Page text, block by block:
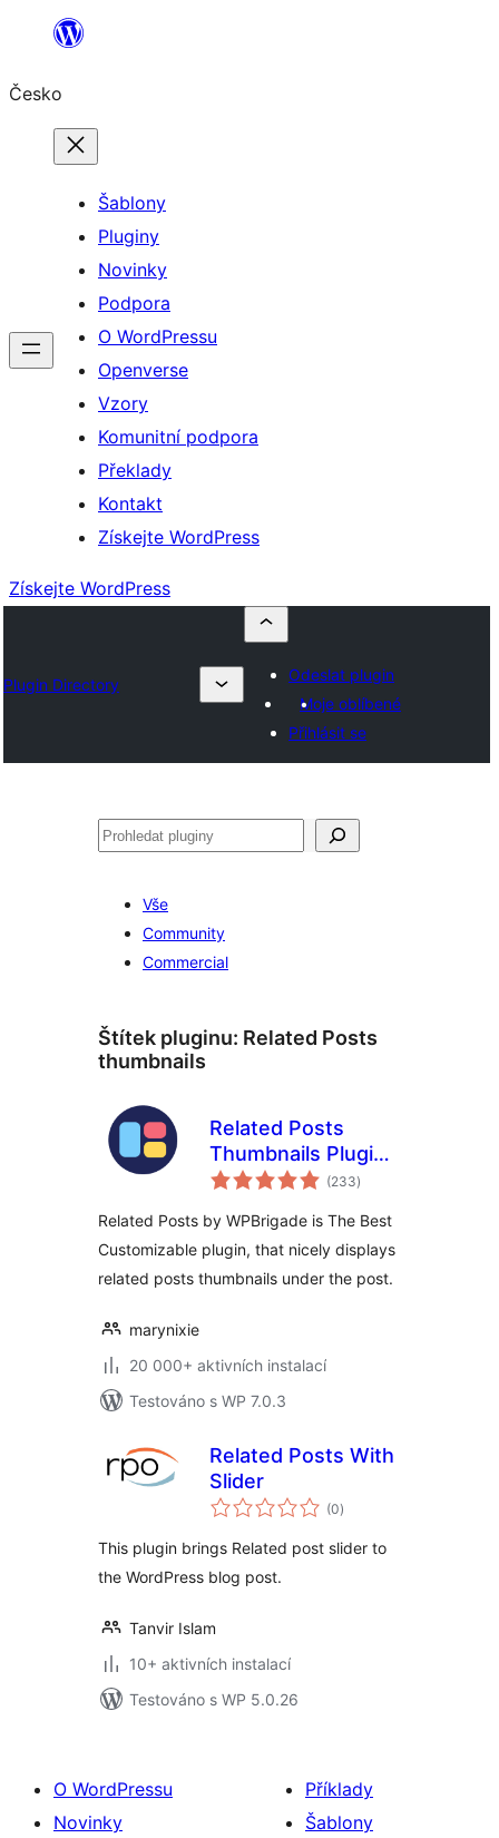
Přeskočit
obsah
Česko
Šablony
Pluginy
Novinky
Podpora
O WordPressu
Openverse
Vzory
Komunitní podpora
Překlady
Kontakt
Získejte WordPress
Získejte WordPress
Plugin Directory
Odeslat plugin
Moje oblíbené
Přihlásit se
Hledat
Vše
Community
Commercial
Štítek pluginu: Related Posts
thumbnails
Related Posts
Thumbnails Plugin
for WordPress
(233celkové
hodnocení
)
Related Posts by WPBrigade is The Best
Customizable plugin, that nicely displays
related posts thumbnails under the post.
marynixie
20 000+ aktivních instalací
Testováno s WP 7.0.3
Related Posts With
Slider
(0celkové
hodnocení
)
This plugin brings Related post slider to
the WordPress blog post.
Tanvir Islam
10+ aktivních instalací
Testováno s WP 5.0.26
O WordPressu
Novinky
Příklady
Šablony